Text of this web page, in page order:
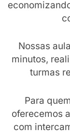
Nossas
minutos,
turmas
Para
oferecemos
com